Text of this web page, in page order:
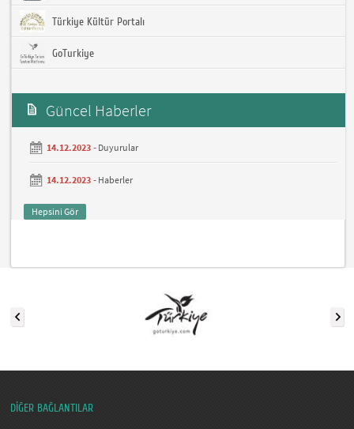
Türkiye Kültür Portalı
GoTurkiye
Güncel Haberler
14.12.2023 - Duyurular
14.12.2023 - Haberler
Hepsini Gör
DİĞER BAĞLANTILAR